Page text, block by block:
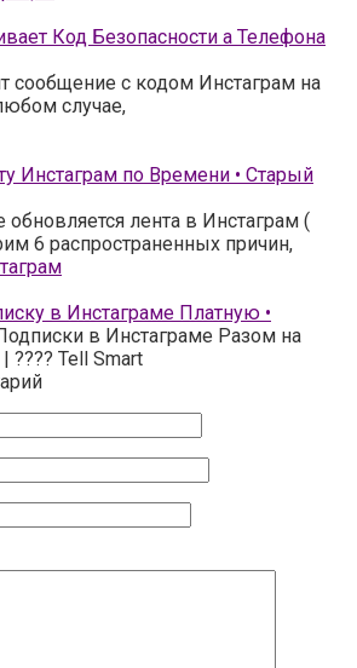
Код Безопасности а Телефона
сообщение с кодом Инстаграм на
случае,
Инстаграм по Времени • Старый
обновляется лента в Инстаграм (
6 распространенных причин,
в Инстаграме Платную •
в Инстаграме Разом на
Tell Smart